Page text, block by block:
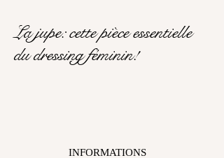
La jupe: cette pièce essentielle
du dressing féminin!
INFORMATIONS